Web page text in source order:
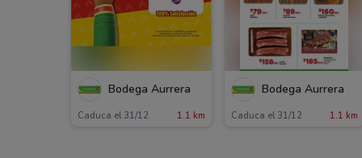
Bodega Aurrera
Caduca el 31/12 1.1 km
Bodega Aurrera
Caduca el 31/12 1.1 km